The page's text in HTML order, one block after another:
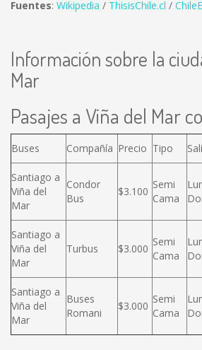
Fuentes: Wikipedia / ThisisChile.cl /
Información sobre la
Mar
Pasajes a Viña del Mar
Buses Compañía Precio Tipo
Santiago a
Viña del
Mar
Condor
Bus
$3.100
Semi
Cama
Santiago a
Viña del
Mar
Turbus $3.000
Semi
Cama
Santiago a
Viña del
Mar
Buses
Romani
$3.000
Semi
Cama